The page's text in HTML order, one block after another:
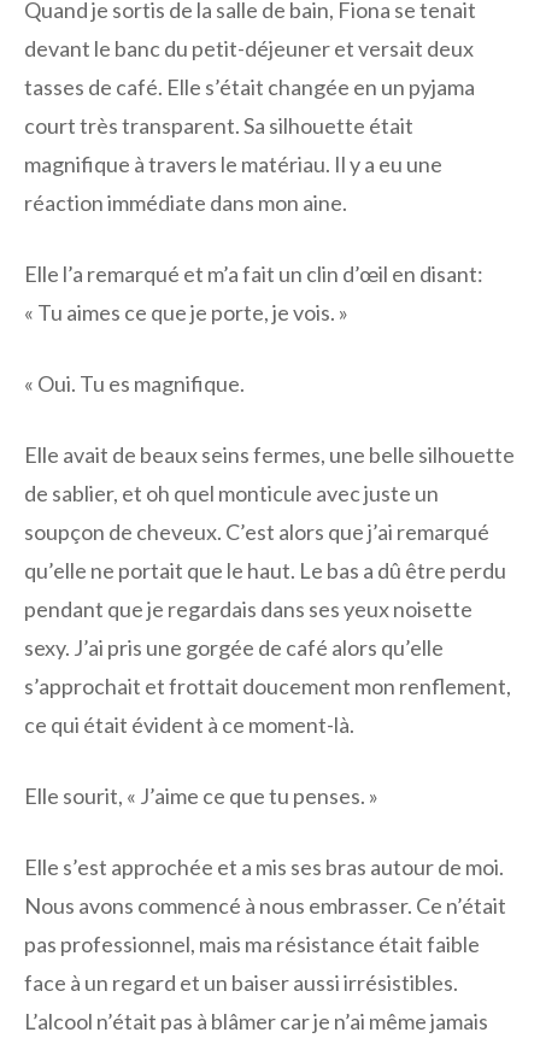
Quand je sortis de la salle de bain, Fiona se tenait
devant le banc du petit-déjeuner et versait deux
tasses de café. Elle s’était changée en un pyjama
court très transparent. Sa silhouette était
magnifique à travers le matériau. Il y a eu une
réaction immédiate dans mon aine.
Elle l’a remarqué et m’a fait un clin d’œil en disant:
« Tu aimes ce que je porte, je vois. »
« Oui. Tu es magnifique.
Elle avait de beaux seins fermes, une belle silhouette
de sablier, et oh quel monticule avec juste un
soupçon de cheveux. C’est alors que j’ai remarqué
qu’elle ne portait que le haut. Le bas a dû être perdu
pendant que je regardais dans ses yeux noisette
sexy. J’ai pris une gorgée de café alors qu’elle
s’approchait et frottait doucement mon renflement,
ce qui était évident à ce moment-là.
Elle sourit, « J’aime ce que tu penses. »
Elle s’est approchée et a mis ses bras autour de moi.
Nous avons commencé à nous embrasser. Ce n’était
pas professionnel, mais ma résistance était faible
face à un regard et un baiser aussi irrésistibles.
L’alcool n’était pas à blâmer car je n’ai même jamais